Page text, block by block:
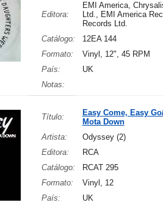
Editora:
EMI America,
Ltd., EMI America
Records Ltd.
Catálogo:
12EA 144
Formato:
Vinyl, 12", 45 RPM
País:
UK
Notas:
Título:
Easy Come, Easy
Mota Down
Artista:
Odyssey (2)
Editora:
RCA
Catálogo:
RCAT 295
Formato:
Vinyl, 12
País:
UK